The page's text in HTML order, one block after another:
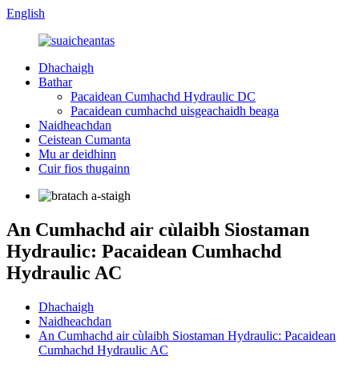
English
Dhachaigh
Bathar
Pacaidean Cumhachd Hydraulic DC
Pacaidean cumhachd uisgeachaidh beaga
Naidheachdan
Ceistean Cumanta
Mu ar deidhinn
Cuir fios thugainn
An Cumhachd air cùlaibh Siostaman
Hydraulic: Pacaidean Cumhachd
Hydraulic AC
Dhachaigh
Naidheachdan
An Cumhachd air cùlaibh Siostaman Hydraulic: Pacaidean
Cumhachd Hydraulic AC